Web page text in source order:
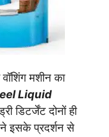
मशीन का
Liquid
डिटर्जेंट दोनों ही
इसके प्रदर्शन से